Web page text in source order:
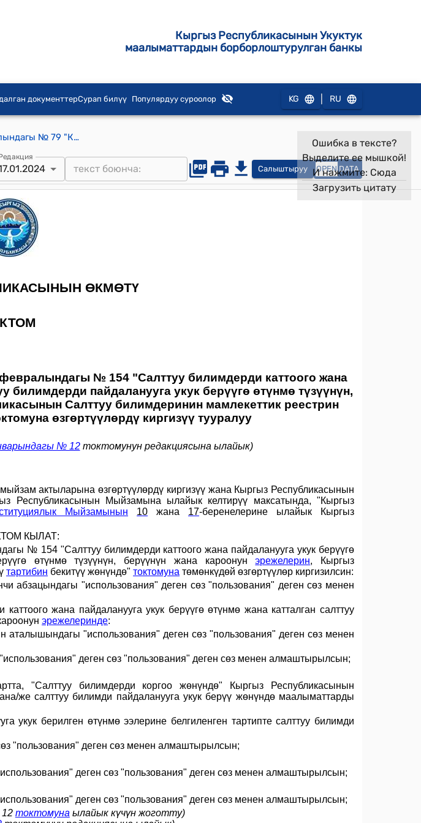
Кыргыз Республикасынын Укуктук
маалыматтардын борборлоштурулган банкы
документтерСурап билүү Популярдуу суроолор KG RU
Кыргыз Республикасынын Өкмөтүнүн 2019-жылдын 20-февралындагы № 79 "Кыргыз Республикасынын Өкмөтүнүн 2012-жылдын 29-февралындагы № 154 "Салттуу билимдерди каттоого жана пайдаланууга укук берүүгө өтүнмө жана катталган салттуу билимдерди пайдаланууга укук берүүгө өтүнмө түзүүнүн, берүүнүн жана кароонун эрежелерин, Кыргыз Республикасынын Салттуу билимдеринин мамлекеттик реестрин жүргүзүү тартибин бекитүү жөнүндө" токтомуна өзгөртүүлөрдү киргизүү тууралуу" токтому
Салыштыруу OPEN DATA
Ошибка в тексте?
Выделите ее мышкой!
И нажмите: Сюда
Загрузить цитату